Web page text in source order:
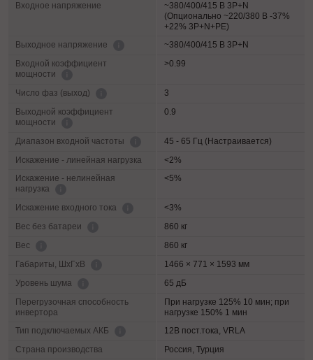
Входное напряжение
~380/400/415 В 3P+N
(Опционально ~220/380 В -37%
+22% 3P+N+PE)
Выходное напряжение
~380/400/415 В 3P+N
Входной коэффициент
мощности
>0.99
Число фаз (выход)
3
Выходной коэффициент
мощности
0.9
Диапазон входной частоты
45 - 65 Гц (Настраивается)
Искажение - линейная нагрузка
<2%
Искажение - нелинейная
нагрузка
<5%
Искажение входного тока
<3%
Вес без батареи
860 кг
Вес
860 кг
Габариты, ШхГхВ
1466 × 771 × 1593 мм
Уровень шума
65 дБ
Перегрузочная способность
инвертора
При нагрузке 125% 10 мин; при
нагрузке 150% 1 мин
Тип подключаемых АКБ
12В пост.тока, VRLA
Страна производства
Россия, Турция